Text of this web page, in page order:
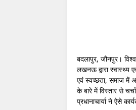
बदलापुर, जौनपुर।
लखनऊ द्वारा स्वास्थ्य
एवं स्वच्छता, समाज में
के बारे में विस्तार से
प्रधानाचार्या ने ऐसे